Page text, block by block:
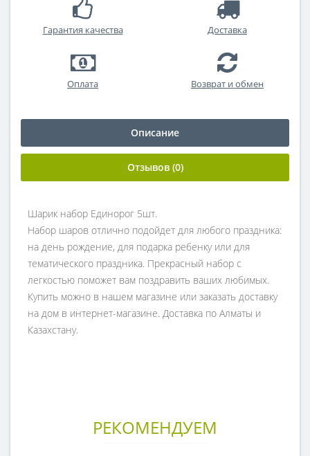
Гарантия качества Доставка
Оплата Возврат и обмен
Описание
Отзывов (0)
Шарик набор Единорог 5шт.
Набор шаров отлично подойдет для любого праздника:
на день рождение, для подарка ребенку или для
тематического праздника. Прекрасный набор с
легкостью поможет вам поздравить ваших любимых.
Купить можно в нашем магазине или заказать доставку
на дом в интернет-магазине. Доставка по Алматы и
Казахстану.
РЕКОМЕНДУЕМ